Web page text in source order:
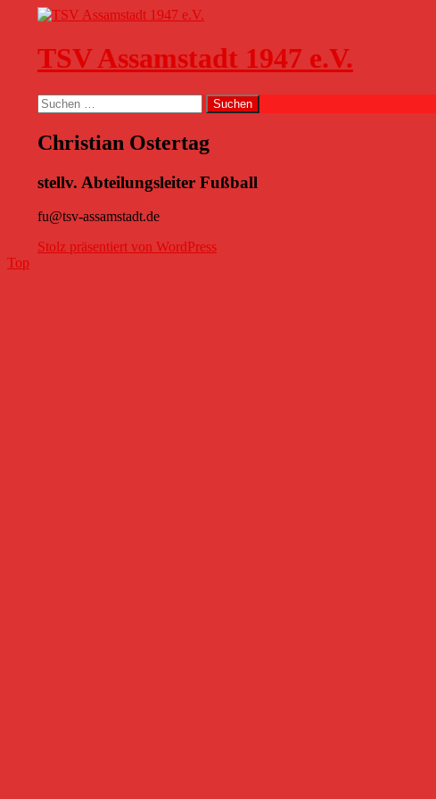
springenTSV Assamstadt 1947 e.V.
Suchen
Suchen
nach:
Christian Ostertag
stellv. Abteilungsleiter Fußball
fu@tsv-assamstadt.de
Stolz präsentiert von WordPress
Top